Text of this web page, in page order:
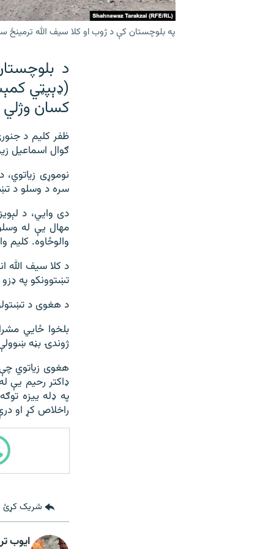
په بلوچستان کې د ژوب او کلا سيف الله ترمينځ
د
(ډېپټي
کسان
ظفر کلیم د
ګوال اسماعیل
نوموړی
سره د وسلو د
دی وايي، د
مهال یې له
والوځاوه.
د کلا سیف الله
تښتوونکو په
د هغوی د
بلخوا ځايي
ژوندۍ بڼه
هغوی زياتوي
ډاکتر رحيم يې
په ډله ييزه
راخلاص کړ او
شریک کړئ
ایوب